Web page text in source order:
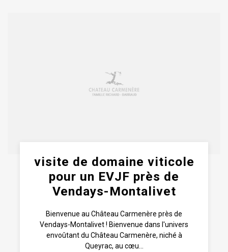
visite de domaine viticole
pour un EVJF près de
Vendays-Montalivet
Bienvenue au Château Carmenère près de
Vendays-Montalivet ! Bienvenue dans l'univers
envoûtant du Château Carmenère, niché à
Queyrac, au cœu...